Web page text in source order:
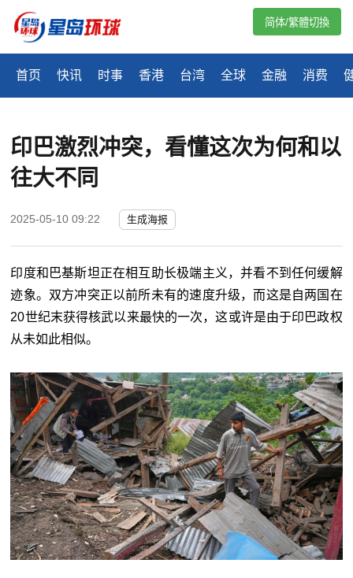
首页 快讯 时事 香港 台湾 全球 金融 消费
简体/繁體切換
印巴激烈冲突，看懂这次为何和以
往大不同
2025-05-10 09:22 生成海报
印度和巴基斯坦正在相互助长极端主义，并看不到任何缓解
迹象。双方冲突正以前所未有的速度升级，而这是自两国在
20世纪末获得核武以来最快的一次，这或许是由于印巴政权
从未如此相似。